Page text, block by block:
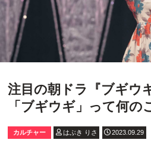
注目の朝ドラ『ブギウ
「ブギウギ」って何の
カルチャー はぶき りさ 2023.09.29